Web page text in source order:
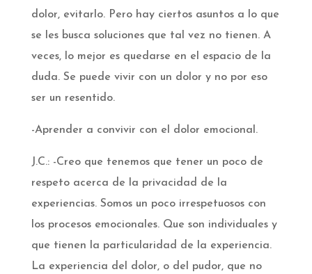
dolor, evitarlo. Pero hay ciertos asuntos a lo que
se les busca soluciones que tal vez no tienen. A
veces, lo mejor es quedarse en el espacio de la
duda. Se puede vivir con un dolor y no por eso
ser un resentido.
-Aprender a convivir con el dolor emocional.
J.C.: -Creo que tenemos que tener un poco de
respeto acerca de la privacidad de la
experiencias. Somos un poco irrespetuosos con
los procesos emocionales. Que son individuales y
que tienen la particularidad de la experiencia.
La experiencia del dolor, o del pudor, que no